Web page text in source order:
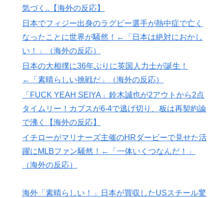
に偉人っている？」
▶
海外「日本人はなんて気高いんだ！」 英高級紙も驚愕
した極限の中の日本人の姿に世界が衝撃
▶ 韓国人「我が国がクウェート戦で行った審判買収が本当
に深刻である理由がこちら…」→「これはダメなやつ…
（ﾌﾞﾙﾌﾞﾙ」＝韓国の反応
ワイの作った卵豆腐にいくら出せる？
▶
海外「日本人はなんて気高いんだ！」 英高級紙も驚愕
した極限の中の日本人の姿に世界が衝撃
▶
海外「2002年も審判を買収したのか！」韓国サッカー
協会による国際試合の審判買収が発覚し大騒ぎ！【海外
の反応】
ち歩きな小咄 ～学習の仕方を学習しよう～
気づく..【海外の反応】
日本でフィジー出身のラグビー選手が熱中症で亡く
なったことに世界が騒然！←「日本は絶対におかし
い！」（海外の反応）
日本の大相撲に36年ぶりに英国人力士が誕生！
←「素晴らしい挑戦だ」（海外の反応）
「FUCK YEAH SEIYA」鈴木誠也が2アウトから2点
タイムリー！カブスが6-4で逃げ切り、板は再契約論
で沸く【海外の反応】
イチローがマリナーズ主催のHRダービーで見せた活
躍にMLBファン騒然！←「一体いくつなんだ！」
（海外の反応）
海外「素晴らしい！」日本が買収したUSスチール驚